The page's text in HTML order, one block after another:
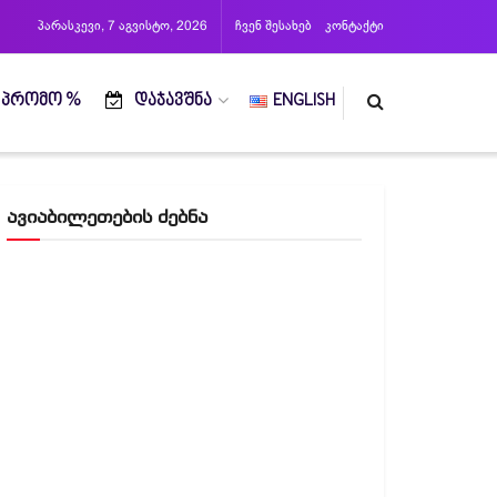
პარასკევი, 7 აგვისტო, 2026 ჩვენ შესახებ კონტაქტი
ᲞᲠᲝᲛᲝ % ᲓᲐᲯᲐᲕᲨᲜᲐ ENGLISH
ავიაბილეთების ძებნა